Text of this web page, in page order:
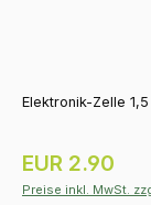
Elektronik-Zelle
Regulärer Preis:
EUR 2.90
Preise inkl. MwSt.